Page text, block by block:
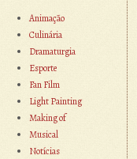
Animação
Culinária
Dramaturgia
Esporte
Fan Film
Light Painting
Making of
Musical
Notícias